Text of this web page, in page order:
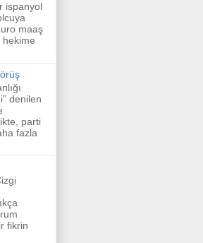
ispanyol
maaş
hekime
denilen
parti
fazla
fikrin